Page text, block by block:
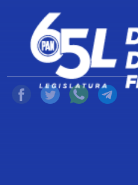
16 de Octubre de 2021
Compartir